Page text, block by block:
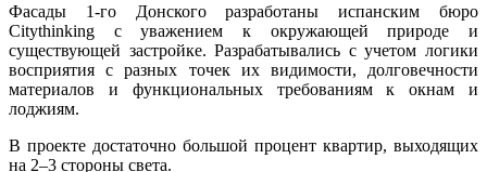
Фасады 1-го Донского разработаны испанским бюро
Citythinking с уважением к окружающей природе и
существующей застройке. Разрабатывались с учетом логики
восприятия с разных точек их видимости, долговечности
материалов и функциональных требованиям к окнам и
лоджиям.
В проекте достаточно большой процент квартир, выходящих
на 2–3 стороны света.